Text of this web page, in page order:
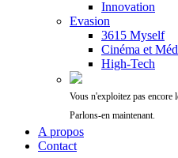
Innovation
Evasion
3615 Myself
Cinéma et
High-Tech
Vous n'exploitez pas encore
Parlons-en maintenant.
A propos
Contact